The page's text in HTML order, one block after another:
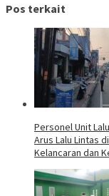
Pos terkait
Personel Unit
Arus Lalu Lintas
Kelancaran dan